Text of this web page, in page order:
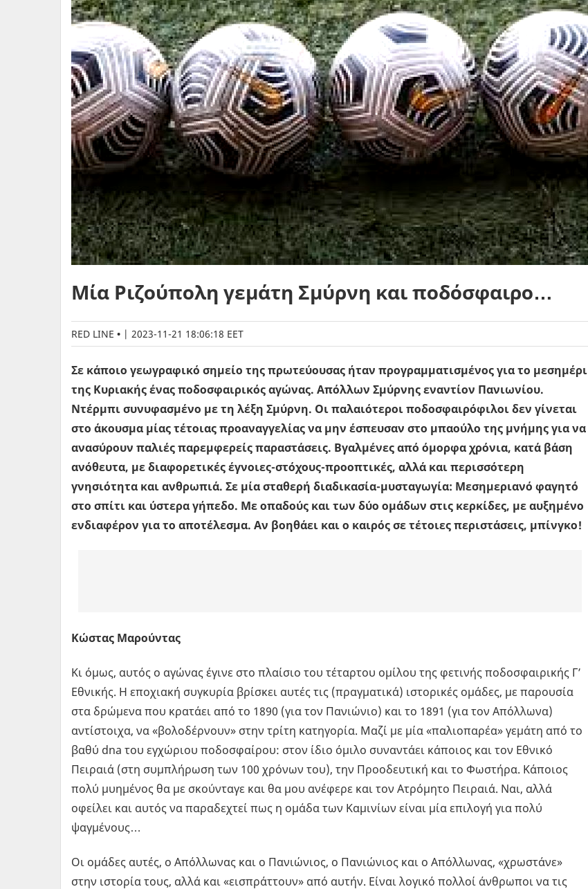
Μία Ριζούπολη γεμάτη Σμύρνη και ποδόσφαιρο…
RED LINE | 2023-11-21 18:06:18 EET
Σε κάποιο γεωγραφικό σημείο της πρωτεύουσας ήταν προγραμματισμένος για το μεσημέρι
της Κυριακής ένας ποδοσφαιρικός αγώνας. Απόλλων Σμύρνης εναντίον Πανιωνίου.
Ντέρμπι συνυφασμένο με τη λέξη Σμύρνη. Οι παλαιότεροι ποδοσφαιρόφιλοι δεν γίνεται
στο άκουσμα μίας τέτοιας προαναγγελίας να μην έσπευσαν στο μπαούλο της μνήμης για να
ανασύρουν παλιές παρεμφερείς παραστάσεις. Βγαλμένες από όμορφα χρόνια, κατά βάση
ανόθευτα, με διαφορετικές έγνοιες-στόχους-προοπτικές, αλλά και περισσότερη
γνησιότητα και ανθρωπιά. Σε μία σταθερή διαδικασία-μυσταγωγία: Μεσημεριανό φαγητό
στο σπίτι και ύστερα γήπεδο. Με οπαδούς και των δύο ομάδων στις κερκίδες, με αυξημένο
ενδιαφέρον για το αποτέλεσμα. Αν βοηθάει και ο καιρός σε τέτοιες περιστάσεις, μπίνγκο!
Κώστας Μαρούντας
Kι όμως, αυτός ο αγώνας έγινε στο πλαίσιο του τέταρτου ομίλου της φετινής ποδοσφαιρικής Γ’
Εθνικής. Η εποχιακή συγκυρία βρίσκει αυτές τις (πραγματικά) ιστορικές ομάδες, με παρουσία
στα δρώμενα που κρατάει από το 1890 (για τον Πανιώνιο) και το 1891 (για τον Απόλλωνα)
αντίστοιχα, να «βολοδέρνουν» στην τρίτη κατηγορία. Μαζί με μία «παλιοπαρέα» γεμάτη από το
βαθύ dna του εγχώριου ποδοσφαίρου: στον ίδιο όμιλο συναντάει κάποιος και τον Εθνικό
Πειραιά (στη συμπλήρωση των 100 χρόνων του), την Προοδευτική και το Φωστήρα. Κάποιος
πολύ μυημένος θα με σκούνταγε και θα μου ανέφερε και τον Ατρόμητο Πειραιά. Ναι, αλλά
οφείλει και αυτός να παραδεχτεί πως η ομάδα των Καμινίων είναι μία επιλογή για πολύ
ψαγμένους…
Οι ομάδες αυτές, ο Απόλλωνας και ο Πανιώνιος, ο Πανιώνιος και ο Απόλλωνας, «χρωστάνε»
στην ιστορία τους, αλλά και «εισπράττουν» από αυτήν. Είναι λογικό πολλοί άνθρωποι να τις